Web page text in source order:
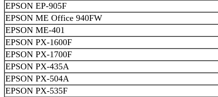
EPSON EP-905F
EPSON ME Office 940FW
EPSON ME-401
EPSON PX-1600F
EPSON PX-1700F
EPSON PX-435A
EPSON PX-504A
EPSON PX-535F